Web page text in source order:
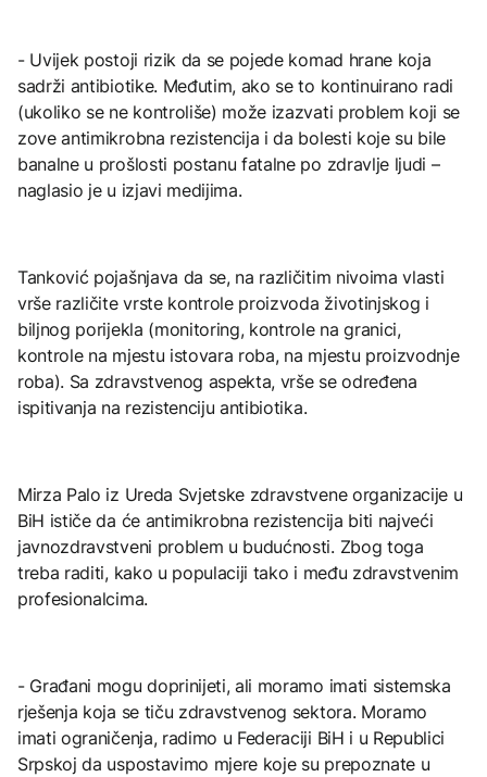
- Uvijek postoji rizik da se pojede komad hrane koja
sadrži antibiotike. Međutim, ako se to kontinuirano radi
(ukoliko se ne kontroliše) može izazvati problem koji se
zove antimikrobna rezistencija i da bolesti koje su bile
banalne u prošlosti postanu fatalne po zdravlje ljudi –
naglasio je u izjavi medijima.
Tanković pojašnjava da se, na različitim nivoima vlasti
vrše različite vrste kontrole proizvoda životinjskog i
biljnog porijekla (monitoring, kontrole na granici,
kontrole na mjestu istovara roba, na mjestu proizvodnje
roba). Sa zdravstvenog aspekta, vrše se određena
ispitivanja na rezistenciju antibiotika.
Mirza Palo iz Ureda Svjetske zdravstvene organizacije u
BiH ističe da će antimikrobna rezistencija biti najveći
javnozdravstveni problem u budućnosti. Zbog toga
treba raditi, kako u populaciji tako i među zdravstvenim
profesionalcima.
- Građani mogu doprinijeti, ali moramo imati sistemska
rješenja koja se tiču zdravstvenog sektora. Moramo
imati ograničenja, radimo u Federaciji BiH i u Republici
Srpskoj da uspostavimo mjere koje su prepoznate u